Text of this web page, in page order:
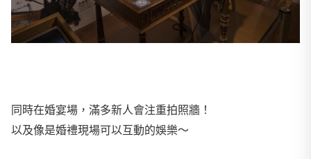
同時在婚宴場，滿多新人會注重拍照牆！
以及像是婚禮現場可以互動的娛樂～